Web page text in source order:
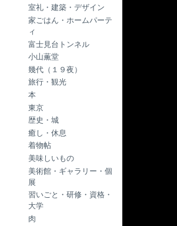
室礼・建築・デザイン
家ごはん・ホームパーテ
ィ
富士見台トンネル
小山薫堂
幾代（１９夜）
旅行・観光
本
東京
歴史・城
癒し・休息
着物帖
美味しいもの
美術館・ギャラリー・個
展
習いごと・研修・資格・
大学
肉